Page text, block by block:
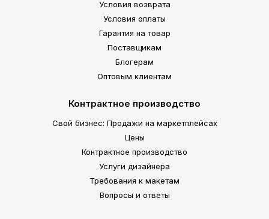
Условия возврата
Условия оплаты
Гарантия на товар
Поставщикам
Блогерам
Оптовым клиентам
Контрактное производство
Свой бизнес: Продажи на маркетплейсах
Цены
Контрактное производство
Услуги дизайнера
Требования к макетам
Вопросы и ответы